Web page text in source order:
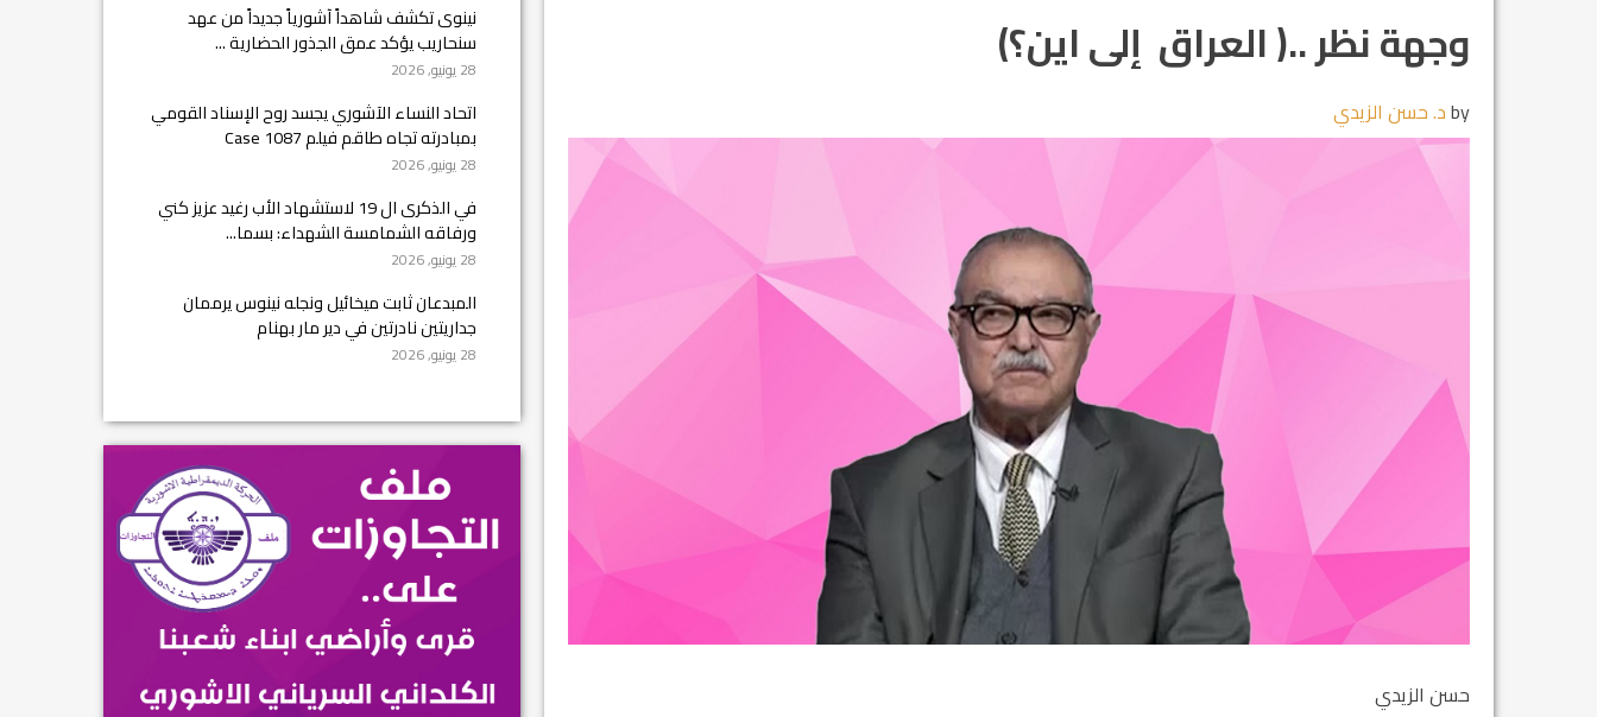
وجهة نظر ..( العراق إلى اين؟)
byد. حسن الزيدي
حسن الزيدي
نينوى تكشف شاهداً آشورياً جديداً من عهد
سنحاريب يؤكد عمق الجذور الحضارية ...
28 يونيو, 2026
اتحاد النساء الآشوري يجسد روح الإسناد القومي
بمبادرته تجاه طاقم فيلم Case 1087
28 يونيو, 2026
في الذكرى ال 19 لاستشهاد الأب رغيد عزيز كني
ورفاقه الشمامسة الشهداء: بسما...
28 يونيو, 2026
المبدعان ثابت ميخائيل ونجله نينوس يرممان
جداريتين نادرتين في دير مار بهنام
28 يونيو, 2026